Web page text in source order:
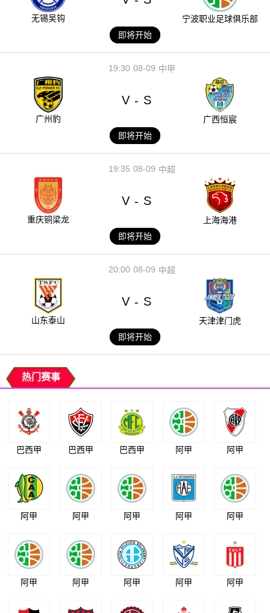
无锡吴钩
宁波职业足球俱乐部
即将开始
08-09
19:30 中甲
广州豹
V - S
广西恒宸
即将开始
08-09
19:35 中超
重庆铜梁龙
V - S
上海海港
即将开始
08-09
20:00 中超
山东泰山
V - S
天津津门虎
即将开始
热门赛事
巴西甲 巴西甲 巴西甲 阿甲 阿甲
阿甲 阿甲 阿甲 阿甲 阿甲
阿甲 阿甲 阿甲 阿甲 阿甲